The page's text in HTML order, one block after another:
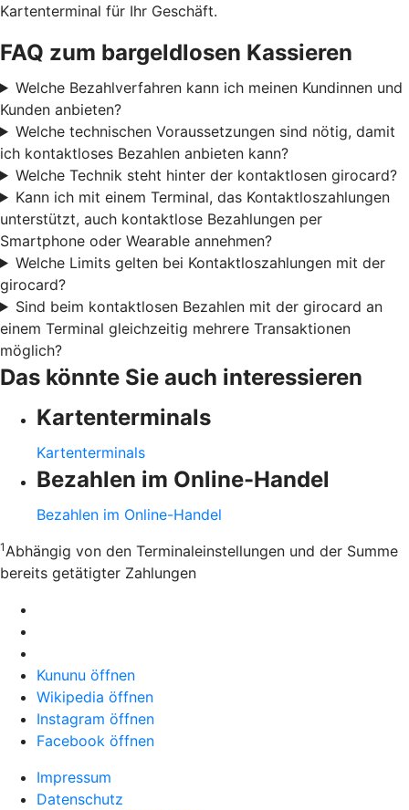
Kartenterminal für Ihr Geschäft.
FAQ zum bargeldlosen Kassieren
Welche Bezahlverfahren kann ich meinen Kundinnen und
Kunden anbieten?
Welche technischen Voraussetzungen sind nötig, damit
ich kontaktloses Bezahlen anbieten kann?
Welche Technik steht hinter der kontaktlosen girocard?
Kann ich mit einem Terminal, das Kontaktloszahlungen
unterstützt, auch kontaktlose Bezahlungen per
Smartphone oder Wearable annehmen?
Welche Limits gelten bei Kontaktloszahlungen mit der
girocard?
Sind beim kontaktlosen Bezahlen mit der girocard an
einem Terminal gleichzeitig mehrere Transaktionen
möglich?
Das könnte Sie auch interessieren
Kartenterminals
Kartenterminals
Bezahlen im Online-Handel
Bezahlen im Online-Handel
1 Abhängig von den Terminaleinstellungen und der Summe
bereits getätigter Zahlungen
Kununu öffnen
Wikipedia öffnen
Instagram öffnen
Facebook öffnen
Impressum
Datenschutz